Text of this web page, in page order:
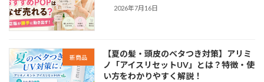
2026年7月16日
新商品
【夏の髪・頭皮のベタつき対策】アリミ
ノ「アイスリセットUV」とは？特徴・使
い方をわかりやすく解説！